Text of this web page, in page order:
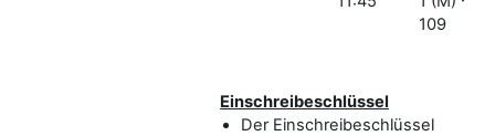
109
Einschreibeschlüssel
Der Einschreibeschlüssel